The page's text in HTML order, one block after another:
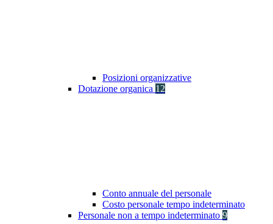
Posizioni organizzative
Dotazione organica 12
Conto annuale del personale
Costo personale tempo indeterminato
Personale non a tempo indeterminato 9